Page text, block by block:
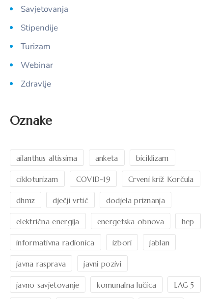
Savjetovanja
Stipendije
Turizam
Webinar
Zdravlje
Oznake
ailanthus altissima anketa biciklizam
cikloturizam COVID-19 Crveni križ Korčula
dhmz dječji vrtić dodjela priznanja
električna energija energetska obnova hep
informativna radionica izbori jablan
javna rasprava javni pozivi
javno savjetovanje komunalna lučica LAG 5